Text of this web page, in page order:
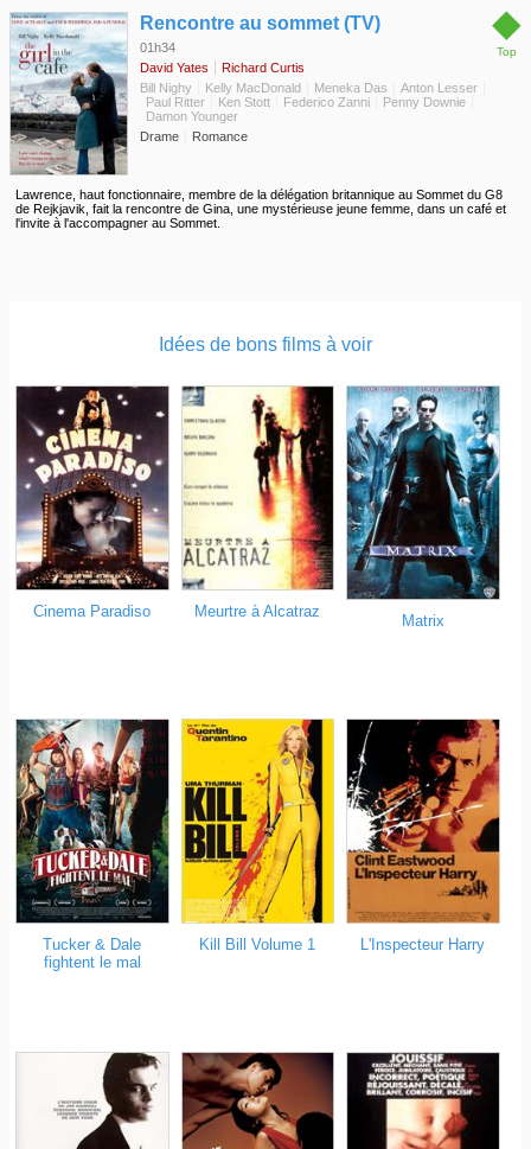
◆
Top
Rencontre au sommet (TV)
01h34
David Yates
Richard Curtis
Bill Nighy
Kelly MacDonald Meneka Das
Anton Lesser
Paul Ritter
Ken Stott Federico Zanni
Penny Downie
Damon Younger
Drame
Romance
Lawrence, haut fonctionnaire, membre de la délégation britannique au Sommet du G8
de Rejkjavik, fait la rencontre de Gina, une mystérieuse jeune femme, dans un café et
l'invite à l'accompagner au Sommet.
Idées de bons films à voir
Cinema Paradiso Meurtre à Alcatraz
Matrix
Tucker & Dale
fightent le mal
Kill Bill Volume 1 L'Inspecteur Harry